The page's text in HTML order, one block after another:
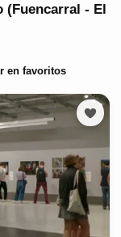
(Fuencarral - El
en favoritos